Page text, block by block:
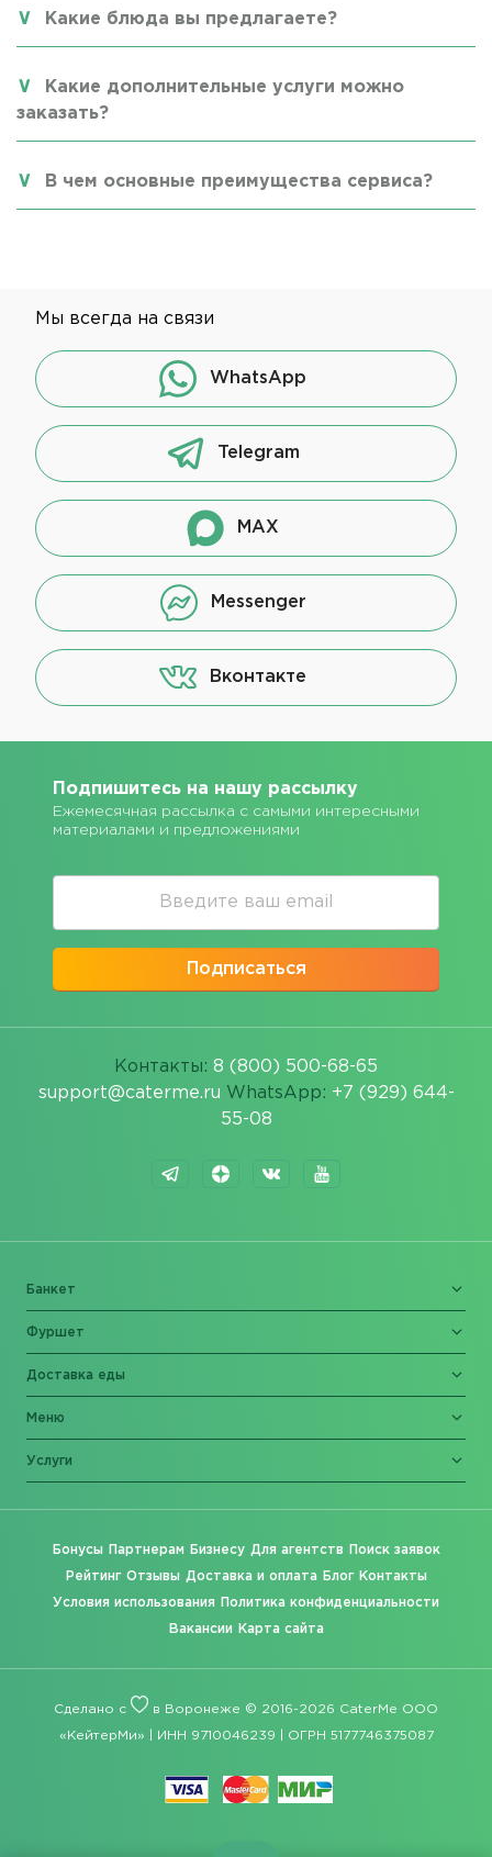
Какие блюда вы предлагаете?
Какие дополнительные услуги можно
заказать?
В чем основные преимущества сервиса?
Мы всегда на связи
WhatsApp
Telegram
MAX
Messenger
Вконтакте
Подпишитесь на нашу рассылку
Ежемесячная рассылка с самыми интересными
материалами и предложениями
Подписаться
Контакты: 8 (800) 500-68-65
support@caterme.ru WhatsApp: +7 (929) 644-
55-08
Банкет
Фуршет
Доставка еды
Меню
Услуги
Бонусы Партнерам Бизнесу Для агентств Поиск заявок
Рейтинг Отзывы Доставка и оплата Блог Контакты
Условия использования Политика конфиденциальности
Вакансии Карта сайта
Сделано с в Воронеже © 2016-2026 CaterMe ООО
«КейтерМи» | ИНН 9710046239 | ОГРН 5177746375087